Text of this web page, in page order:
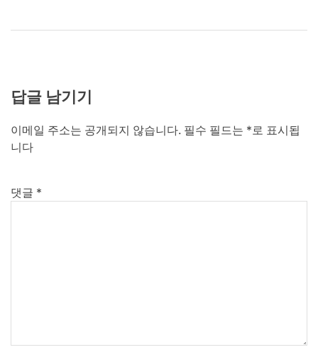
답글 남기기
이메일 주소는 공개되지 않습니다. 필수 필드는 * 로 표시됩
니다
댓글 *